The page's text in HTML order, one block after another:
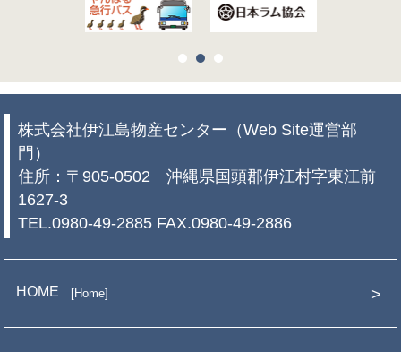
株式会社伊江島物産センター（Web Site運営部
門）
住所：〒905-0502 沖縄県国頭郡伊江村字東江前
1627-3
TEL.0980-49-2885 FAX.0980-49-2886
HOME Home